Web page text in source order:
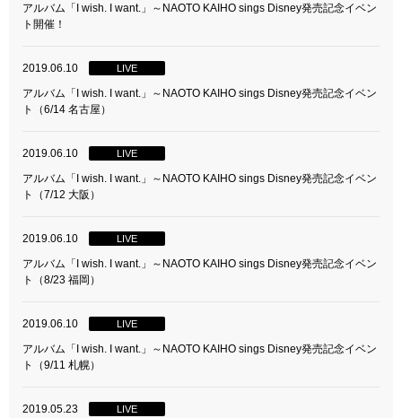
アルバム「I wish. I want.」～NAOTO KAIHO sings Disney発売記念イベン
ト開催！
2019.06.10 LIVE
アルバム「I wish. I want.」～NAOTO KAIHO sings Disney発売記念イベン
ト（6/14 名古屋）
2019.06.10 LIVE
アルバム「I wish. I want.」～NAOTO KAIHO sings Disney発売記念イベン
ト（7/12 大阪）
2019.06.10 LIVE
アルバム「I wish. I want.」～NAOTO KAIHO sings Disney発売記念イベン
ト（8/23 福岡）
2019.06.10 LIVE
アルバム「I wish. I want.」～NAOTO KAIHO sings Disney発売記念イベン
ト（9/11 札幌）
2019.05.23 LIVE